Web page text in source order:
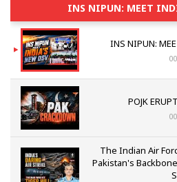
INS NIPUN: MEET
INS NIPUN:
POJK
The Indian Air
Pakistan's